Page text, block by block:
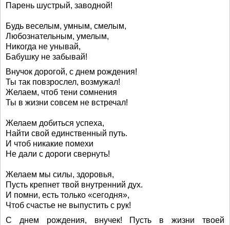
Парень шустрый, заводной!
Будь веселым, умным, смелым,
Любознательным, умелым,
Никогда не унывай,
Бабушку не забывай!
Внучок дорогой, с днем рождения!
Ты так повзрослел, возмужал!
Желаем, чтоб тени сомнения
Ты в жизни совсем не встречал!
Желаем добиться успеха,
Найти свой единственный путь.
И чтоб никакие помехи
Не дали с дороги свернуть!
Желаем мы силы, здоровья,
Пусть крепнет твой внутренний дух.
И помни, есть только «сегодня»,
Чтоб счастье не выпустить с рук!
С днем рождения, внучек! Пусть в жизни твоей